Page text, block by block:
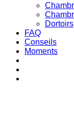
Dortoirs
FAQ
Conseils
Moments